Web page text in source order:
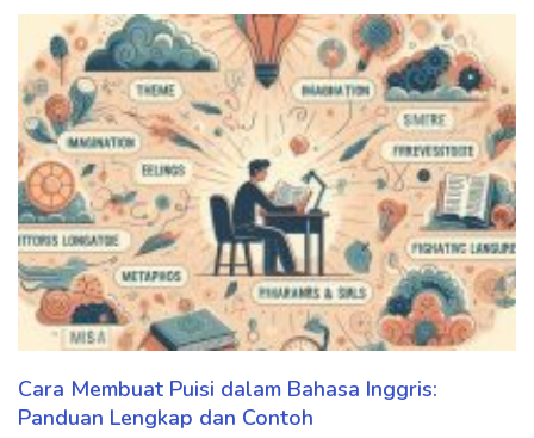
Cara Membuat Puisi dalam Bahasa Inggris:
Panduan Lengkap dan Contoh